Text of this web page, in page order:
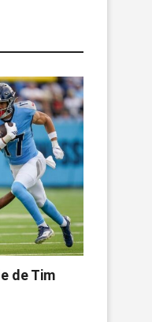
de Tim